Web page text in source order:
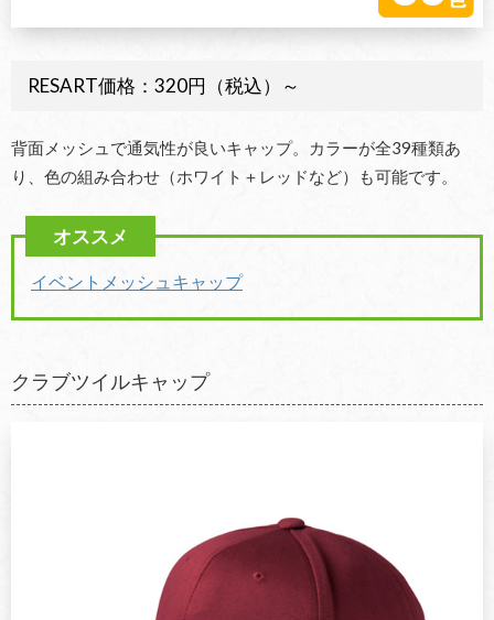
RESART価格：320円（税込）～
背面メッシュで通気性が良いキャップ。カラーが全39種類あ
り、色の組み合わせ（ホワイト＋レッドなど）も可能です。
イベントメッシュキャップ
クラブツイルキャップ